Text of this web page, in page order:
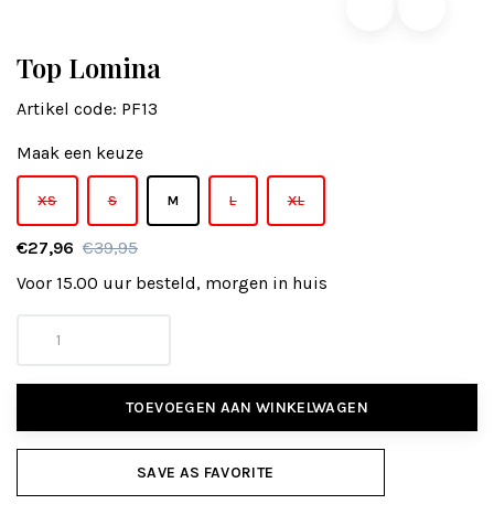
Top Lomina
Artikel code: PF13
Maak een keuze
XS S M L XL
€27,96 €39,95
Voor 15.00 uur besteld, morgen in huis
TOEVOEGEN AAN WINKELWAGEN
SAVE AS FAVORITE